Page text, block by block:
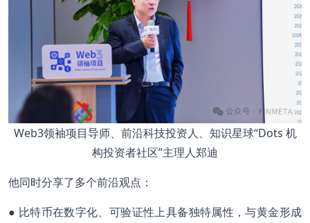
Web3领袖项目导师、前沿科技投资人、知识星球“Dots 机
构投资者社区”主理人郑迪
他同时分享了多个前沿观点：
● 比特币在数字化、可验证性上具备独特属性，与黄金形成